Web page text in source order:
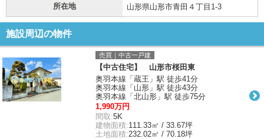
所在地 山形県山形市青田４丁目1-3
施設周辺の物件
売買｜中古一戸建
【中古住宅】 山形市桜田東
奥羽本線「蔵王」駅 徒歩41分
奥羽本線「山形」駅 徒歩43分
奥羽本線「北山形」駅 徒歩75分
1,990万円
間取:5K
建物面積:111.33㎡ / 33.67坪
土地面積:232.02㎡ / 70.18坪